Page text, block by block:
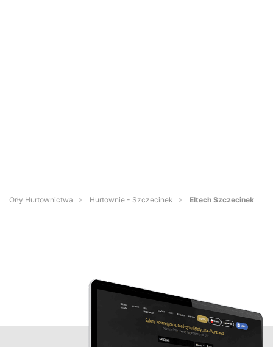
Orły Hurtownictwa Hurtownie - Szczecinek Eltech Szczecinek